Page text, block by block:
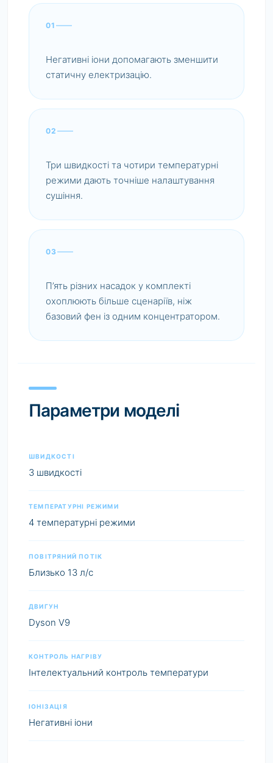
01
Негативні іони допомагають зменшити
статичну електризацію.
02
Три швидкості та чотири температурні
режими дають точніше налаштування
сушіння.
03
П’ять різних насадок у комплекті
охоплюють більше сценаріїв, ніж
базовий фен із одним концентратором.
Параметри моделі
ШВИДКОСТІ
3 швидкості
ТЕМПЕРАТУРНІ РЕЖИМИ
4 температурні режими
ПОВІТРЯНИЙ ПОТІК
Близько 13 л/с
ДВИГУН
Dyson V9
КОНТРОЛЬ НАГРІВУ
Інтелектуальний контроль температури
ІОНІЗАЦІЯ
Негативні іони